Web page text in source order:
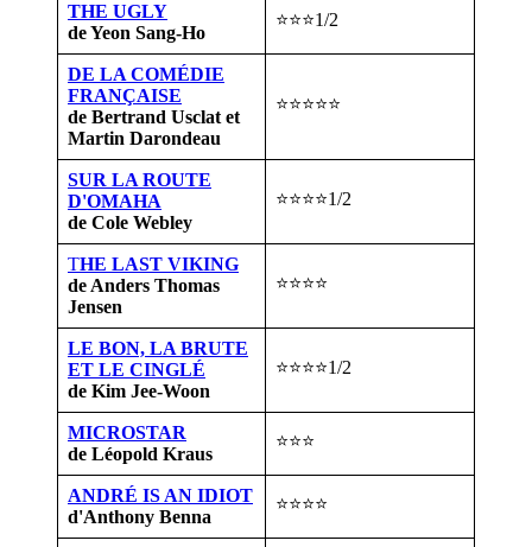
THE UGLY
de Yeon Sang-Ho
⭐⭐⭐1/2
DE LA COMÉDIE
FRANÇAISE
de Bertrand Usclat et
Martin Darondeau
⭐⭐⭐⭐⭐
SUR LA ROUTE
D'OMAHA
de Cole Webley
⭐⭐⭐⭐1/2
THE LAST VIKING
de Anders Thomas
Jensen
⭐⭐⭐⭐
LE BON, LA BRUTE
ET LE CINGLÉ
de Kim Jee-Woon
⭐⭐⭐⭐1/2
MICROSTAR
de Léopold Kraus
⭐⭐⭐
ANDRÉ IS AN IDIOT
d'Anthony Benna
⭐⭐⭐⭐